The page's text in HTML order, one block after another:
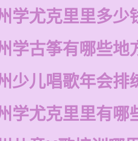
学尤克里里多少
学古筝有哪些地
少儿唱歌年会排
学尤克里里有哪